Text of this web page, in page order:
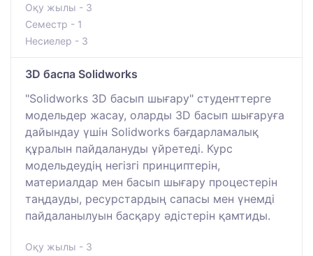
Оқу жылы - 3
Семестр - 1
Несиелер - 3
3D баспа Solidworks
"Solidworks 3D басып шығару" студенттерге
модельдер жасау, оларды 3D басып шығаруға
дайындау үшін Solidworks бағдарламалық
құралын пайдалануды үйретеді. Курс
модельдеудің негізгі принциптерін,
материалдар мен басып шығару процестерін
таңдауды, ресурстардың сапасы мен үнемді
пайдаланылуын басқару әдістерін қамтиды.
Оқу жылы - 3